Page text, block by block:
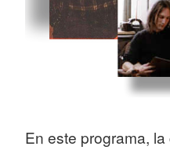
En este programa,